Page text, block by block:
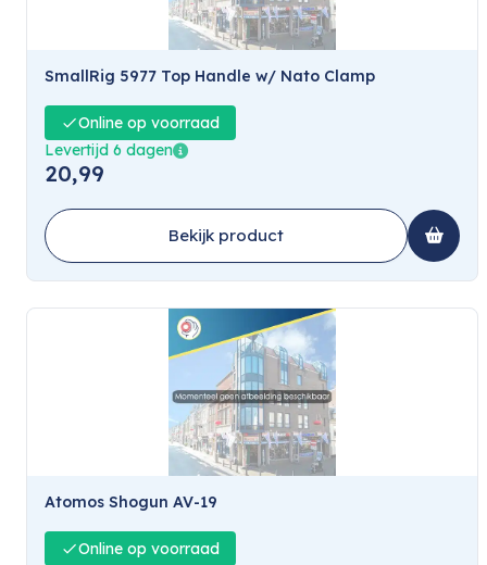
SmallRig 5977 Top Handle w/ Nato Clamp
Online op voorraad
Levertijd 6 dagen
20,99
Bekijk product
Atomos Shogun AV-19
Online op voorraad